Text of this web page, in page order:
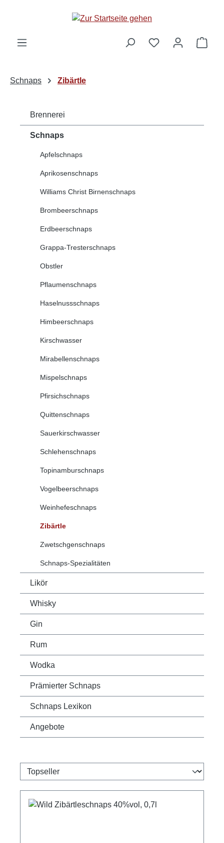
Schnaps Zibärtle
Brennerei
Schnaps
Apfelschnaps
Aprikosenschnaps
Williams Christ Birnenschnaps
Brombeerschnaps
Erdbeerschnaps
Grappa-Tresterschnaps
Obstler
Pflaumenschnaps
Haselnussschnaps
Himbeerschnaps
Kirschwasser
Mirabellenschnaps
Mispelschnaps
Pfirsichschnaps
Quittenschnaps
Sauerkirschwasser
Schlehenschnaps
Topinamburschnaps
Vogelbeerschnaps
Weinhefeschnaps
Zibärtle
Zwetschgenschnaps
Schnaps-Spezialitäten
Likör
Whisky
Gin
Rum
Wodka
Prämierter Schnaps
Schnaps Lexikon
Angebote